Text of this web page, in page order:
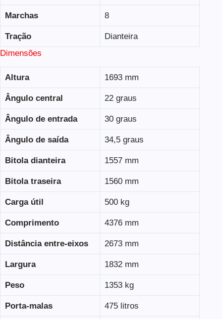
Marchas 8
Tração
Dianteira
Dimensões
Altura 1693 mm
Ângulo central 22 graus
Ângulo de entrada 30 graus
Ângulo de saída 34,5 graus
Bitola dianteira 1557 mm
Bitola traseira 1560 mm
Carga útil 500 kg
Comprimento 4376 mm
Distância entre-eixos 2673 mm
Largura 1832 mm
Peso 1353 kg
Porta-malas 475 litros